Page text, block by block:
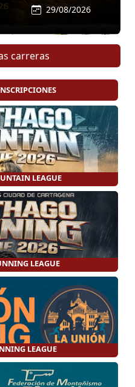
29/08/2026
carreras
LEAGUE
LEAGUE
LEAGUE